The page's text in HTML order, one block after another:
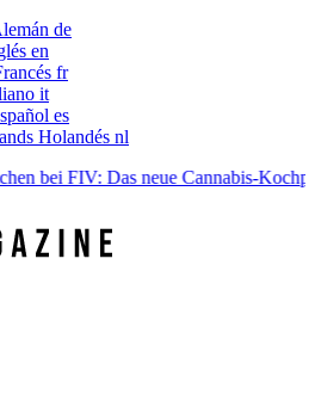
de
en
fr
it
es
Holandés nl
FIV: Das neue Cannabis-Kochportal